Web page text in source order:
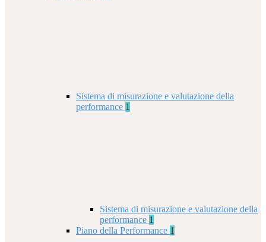
Sistema di misurazione e valutazione della
performance 1
Sistema di misurazione e valutazione della
performance 1
Piano della Performance 1